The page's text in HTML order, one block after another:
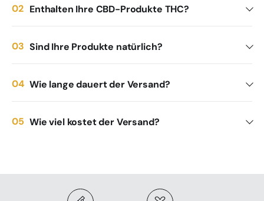
Enthalten Ihre CBD-Produkte THC?
Sind Ihre Produkte natürlich?
Wie lange dauert der Versand?
Wie viel kostet der Versand?